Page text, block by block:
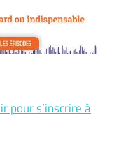
pour s’inscrire à